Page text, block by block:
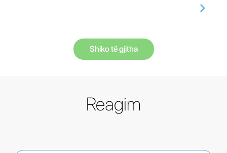
Shiko të gjitha
Reagim